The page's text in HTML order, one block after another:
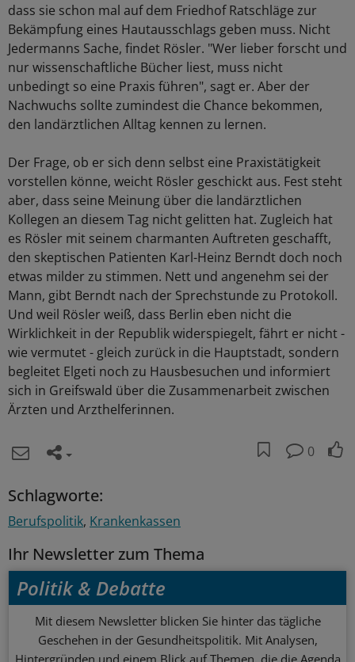
dass sie schon mal auf dem Friedhof Ratschläge zur
Bekämpfung eines Hautausschlags geben muss. Nicht
Jedermanns Sache, findet Rösler. "Wer lieber forscht und
nur wissenschaftliche Bücher liest, muss nicht
unbedingt so eine Praxis führen", sagt er. Aber der
Nachwuchs sollte zumindest die Chance bekommen,
den landärztlichen Alltag kennen zu lernen.
Der Frage, ob er sich denn selbst eine Praxistätigkeit
vorstellen könne, weicht Rösler geschickt aus. Fest steht
aber, dass seine Meinung über die landärztlichen
Kollegen an diesem Tag nicht gelitten hat. Zugleich hat
es Rösler mit seinem charmanten Auftreten geschafft,
den skeptischen Patienten Karl-Heinz Berndt doch noch
etwas milder zu stimmen. Nett und angenehm sei der
Mann, gibt Berndt nach der Sprechstunde zu Protokoll.
Und weil Rösler weiß, dass Berlin eben nicht die
Wirklichkeit in der Republik widerspiegelt, fährt er nicht -
wie vermutet - gleich zurück in die Hauptstadt, sondern
begleitet Elgeti noch zu Hausbesuchen und informiert
sich in Greifswald über die Zusammenarbeit zwischen
Ärzten und Arzthelferinnen.
0
Schlagworte:
Berufspolitik Krankenkassen
Ihr Newsletter zum Thema
Politik & Debatte
Mit diesem Newsletter blicken Sie hinter das tägliche
Geschehen in der Gesundheitspolitik. Mit Analysen,
Hintergründen und einem Blick auf Themen, die die Agenda